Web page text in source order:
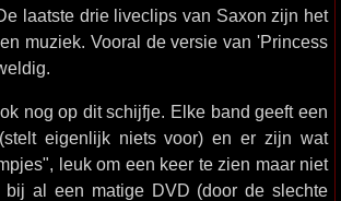
laatste drie liveclips van Saxon zijn het
muziek. Vooral de versie van 'Princess
nog op dit schijfje. Elke band geeft een
eigenlijk niets voor) en er zijn wat
leuk om een keer te zien maar niet
bij al een matige DVD (door de slechte